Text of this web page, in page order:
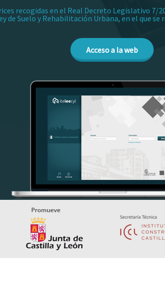
recogidas en el Real Decreto Legislativo 7/
de Suelo y Rehabilitación Urbana, en el que
Acceso a la web